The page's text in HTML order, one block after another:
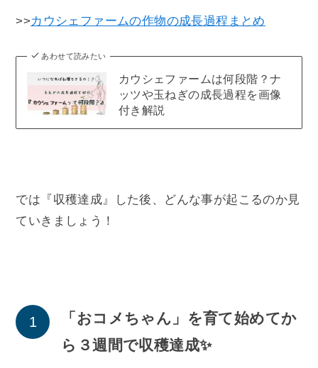
>>カウシェファームの作物の成長過程まとめ
あわせて読みたい
カウシェファームは何段階？ナ
ッツや玉ねぎの成長過程を画像
付き解説
では『収穫達成』した後、どんな事が起こるのか見
ていきましょう！
「おコメちゃん」を育て始めてか
ら３週間で収穫達成✨